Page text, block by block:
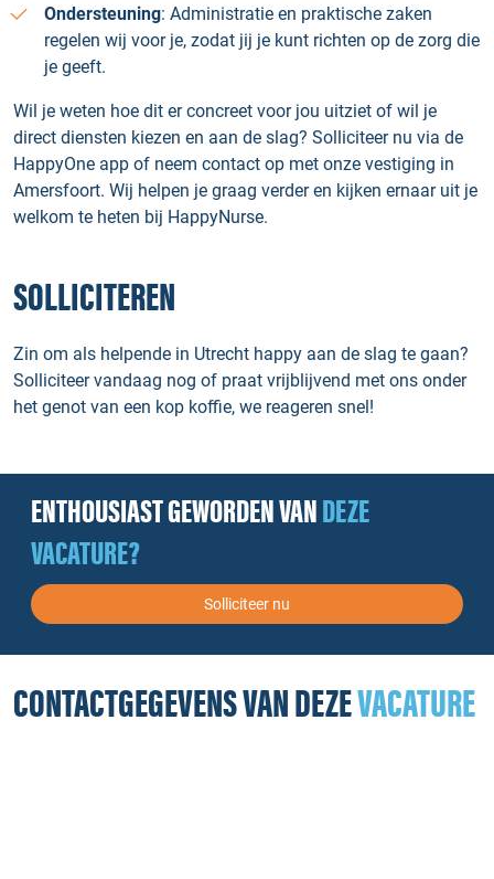
Ondersteuning: Administratie en praktische zaken
regelen wij voor je, zodat jij je kunt richten op de zorg die
je geeft.
Wil je weten hoe dit er concreet voor jou uitziet of wil je
direct diensten kiezen en aan de slag? Solliciteer nu via de
HappyOne app of neem contact op met onze vestiging in
Amersfoort. Wij helpen je graag verder en kijken ernaar uit je
welkom te heten bij HappyNurse.
SOLLICITEREN
Zin om als helpende in Utrecht happy aan de slag te gaan?
Solliciteer vandaag nog of praat vrijblijvend met ons onder
het genot van een kop koffie, we reageren snel!
ENTHOUSIAST GEWORDEN VANDEZE
VACATURE?
Solliciteer nu
CONTACTGEGEVENS VAN DEZEVACATURE